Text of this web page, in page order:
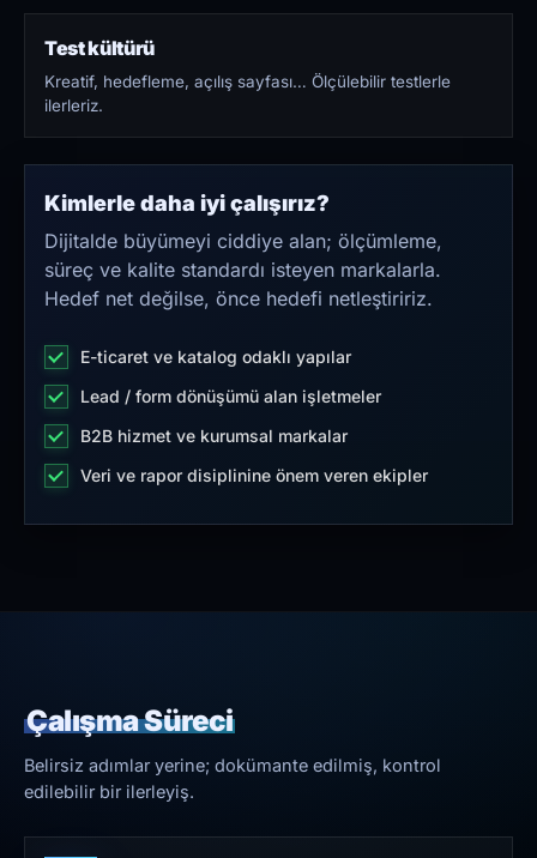
Test kültürü
Kreatif, hedefleme, açılış sayfası… Ölçülebilir testlerle
ilerleriz.
Kimlerle daha iyi çalışırız?
Dijitalde büyümeyi ciddiye alan; ölçümleme,
süreç ve kalite standardı isteyen markalarla.
Hedef net değilse, önce hedefi netleştiririz.
E-ticaret ve katalog odaklı yapılar
Lead / form dönüşümü alan işletmeler
B2B hizmet ve kurumsal markalar
Veri ve rapor disiplinine önem veren ekipler
Çalışma Süreci
Belirsiz adımlar yerine; dokümante edilmiş, kontrol
edilebilir bir ilerleyiş.